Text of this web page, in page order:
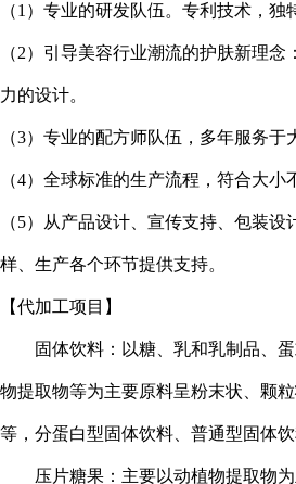
（1 ）专业的研发队伍。专利技术，独
（2）引导美容行业潮流的护肤新理念
力的设计。
（3）专业的配方师队伍，多年服务于
（4）全球标准的生产流程，符合大小
（5）从产品设计、宣传支持、包装设
样、生产各个环节提供支持。
【代加工项目】
固体饮料：以糖、乳和乳制品、蛋
物提取物等为主要原料呈粉末状、颗
等，分蛋白型固体饮料、普通型固体
压片糖果：主要以动植物提取物为